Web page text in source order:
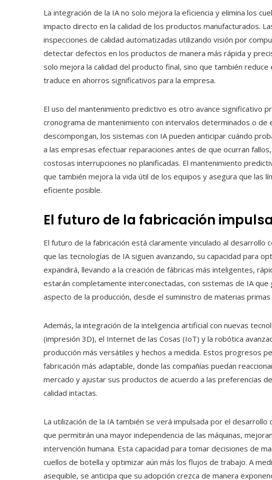
La integración de la IA no solo mejora la eficiencia y elimina los
impacto directo en la calidad de los productos manufacturados.
inspecciones de calidad automatizadas utilizando visión por
detectar defectos en los productos de manera más rápida y
solo mejora la calidad del producto final, sino que también
traduce en ahorros significativos para la empresa.
El uso del mantenimiento predictivo es otro avance significativo
cronograma de mantenimiento con intervalos determinados o de
descompongan, los sistemas con IA pueden anticipar cuándo
a las empresas efectuar reparaciones antes de que ocurran
costosas interrupciones no planificadas. El mantenimiento
que también mejora la vida útil de los equipos y asegura que las
eficiente posible.
El futuro de la fabricación
El futuro de la fabricación está claramente vinculado al desarrollo
que las tecnologías de IA siguen avanzando, su capacidad para
expandirá, llevando a la creación de fábricas más inteligentes,
estarán completamente interconectadas, con sistemas de IA
aspecto de la producción, desde el suministro de materias
Además, la integración de la inteligencia artificial con nuevas
(impresión 3D), el Internet de las Cosas (IoT) y la robótica
producción más versátiles y hechos a medida. Estos progresos
fabricación más adaptable, donde las compañías puedan
mercado y ajustar sus productos de acuerdo a las preferencias
calidad intactas.
La utilización de la IA también se verá impulsada por el desarrollo
que permitirán una mayor independencia de las máquinas,
intervención humana. Esta capacidad para tomar decisiones de
cuellos de botella y optimizar aún más los flujos de trabajo. A
asequible, se anticipa que su adopción crezca de manera